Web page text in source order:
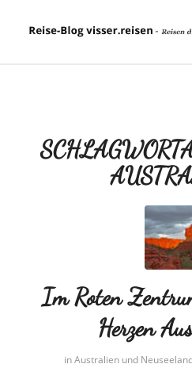
Im Roten
Herzen
inAustralien und